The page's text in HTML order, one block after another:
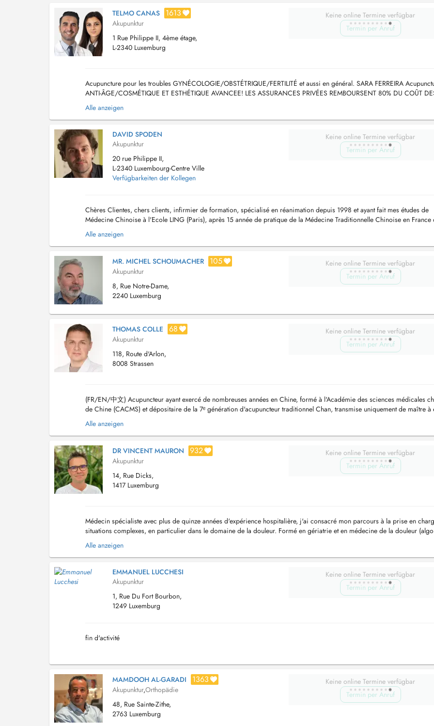
TELMO CANAS 1613
Akupunktur
1 Rue Philippe II, 4ème étage,
L-2340 Luxemburg
Keine online Termine verfügbar
Termin per Anruf
Acupuncture pour les troubles GYNÉCOLOGIE/OBSTÉTRIQUE/FERTILITÉ et aussi en général. SARA FERREIRA
ANTI-ÂGE/COSMÉTIQUE ET ESTHÉTIQUE AVANCEE! LES ASSURANCES PRIVÉES REMBOURSENT 80% DU COÛT
CONSULTATIONS. Nous nous engageons à fournir des traitements complémentaires avec des ...
Alle anzeigen
DAVID SPODEN
Akupunktur
20 rue Philippe II,
L-2340 Luxembourg-Centre Ville
Verfügbarkeiten der Kollegen
Keine online Termine verfügbar
Termin per Anruf
Chères Clientes, chers clients, infirmier de formation, spécialisé en réanimation depuis 1998 et ayant fait mes études de
Médecine Chinoise à l'Ecole LING (Paris), après 15 année de pratique de la Médecine Traditionnelle Chinoise en France
mon cabinet de Yutz, je suis arrivé à Luxembourg Vi...
Alle anzeigen
MR. MICHEL SCHOUMACHER 105
Akupunktur
8, Rue Notre-Dame,
2240 Luxemburg
Keine online Termine verfügbar
Termin per Anruf
THOMAS COLLE 68
Akupunktur
118, Route d'Arlon,
8008 Strassen
Keine online Termine verfügbar
Termin per Anruf
(FR/EN/中文) Acupuncteur ayant exercé de nombreuses années en Chine, formé à l'Académie des sciences médicales
de Chine (CACMS) et dépositaire de la 7ᵉ génération d'acupuncteur traditionnel Chan, transmise uniquement de maître à
Prise en charge de tout type de pathologies ...
Alle anzeigen
DR VINCENT MAURON 932
Akupunktur
14, Rue Dicks,
1417 Luxemburg
Keine online Termine verfügbar
Termin per Anruf
Médecin spécialiste avec plus de quinze années d'expérience hospitalière, j'ai consacré mon parcours à la prise en
situations complexes, en particulier dans le domaine de la douleur. Formé en gériatrie et en médecine de la douleur
ancien responsable de la prise en charge d...
Alle anzeigen
EMMANUEL LUCCHESI
Akupunktur
1, Rue Du Fort Bourbon,
1249 Luxemburg
Keine online Termine verfügbar
Termin per Anruf
fin d'activité
MAMDOOH AL-GARADI 1363
Akupunktur,Orthopädie
48, Rue Sainte-Zithe,
2763 Luxemburg
Keine online Termine verfügbar
Termin per Anruf